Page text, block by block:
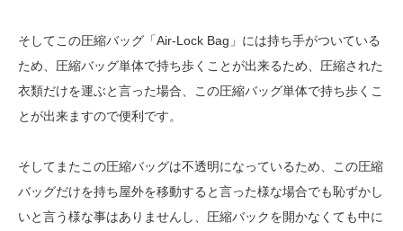
そしてこの圧縮バッグ「Air-Lock Bag」には持ち手がついている
ため、圧縮バッグ単体で持ち歩くことが出来るため、圧縮された
衣類だけを運ぶと言った場合、この圧縮バッグ単体で持ち歩くこ
とが出来ますので便利です。
そしてまたこの圧縮バッグは不透明になっているため、この圧縮
バッグだけを持ち屋外を移動すると言った様な場合でも恥ずかし
いと言う様な事はありませんし、圧縮バックを開かなくても中に